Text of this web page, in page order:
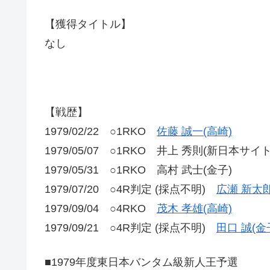
【獲得タイトル】
なし
【戦歴】
1979/02/22 ○1RKO 佐藤 誠一(高崎)
1979/05/07 ○1RKO 井上 秀則(新日本サイ
1979/05/31 ○1RKO 高村 武士(金子)
1979/07/20 ○4R判定 (採点不明) 広瀬 新太
1979/09/04 ○4RKO 茂木 孝雄(高崎)
1979/09/21 ○4R判定 (採点不明)
田口 誠(金
■1979年度東日本バンタム級新人王予選